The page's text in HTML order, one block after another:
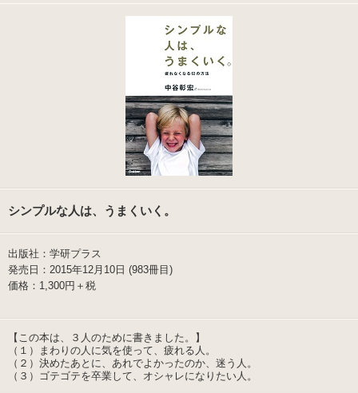
シンプルな人は、うまくいく。
出版社：学研プラス
発売日：2015年12月10日 (983冊目)
価格：1,300円＋税
【この本は、３人のために書きました。】
（１）まわりの人に気を使って、疲れる人。
（２）決めたあとに、あれでよかったのか、迷う人。
（３）ゴテゴテを卒業して、オシャレになりたい人。